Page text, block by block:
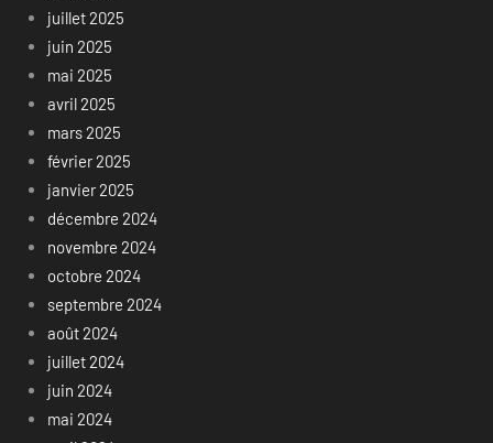
juillet 2025
juin 2025
mai 2025
avril 2025
mars 2025
février 2025
janvier 2025
décembre 2024
novembre 2024
octobre 2024
septembre 2024
août 2024
juillet 2024
juin 2024
mai 2024